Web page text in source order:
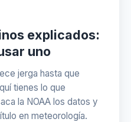
explicados:
uno
jerga hasta que
tienes lo que
la NOAA los datos y
en meteorología.